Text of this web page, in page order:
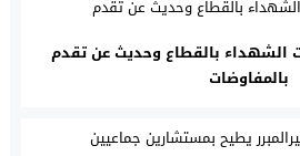
الشهداء بالقطاع وحديث عن تقدم
بالمفاوضات